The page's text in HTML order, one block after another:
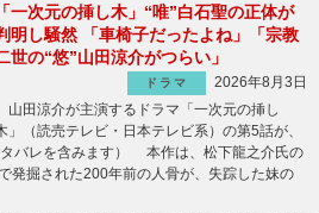
「一次元の挿し木」“唯”白石聖の正体が
明し騒然 「車椅子だったよね」「宗教
世の“悠”山田涼介がつらい」
ドラマ
2026年8月3日
山田涼介が主演するドラマ「一次元の挿し
」（読売テレビ・日本テレビ系）の第5話が、
バレを含みます） 本作は、松下龍之介氏の
発掘された200年前の人骨が、失踪した妹の